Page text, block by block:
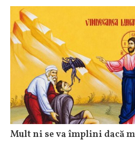
Mult ni se va împlini dacă